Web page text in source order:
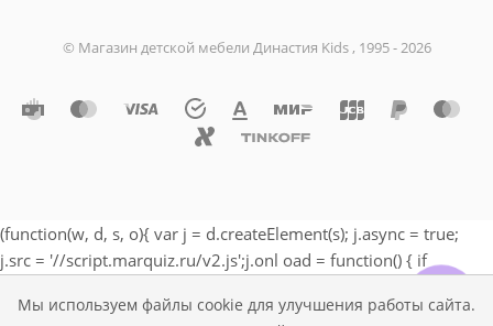
Мы используем файлы cookie для улучшения работы сайта.
© Магазин детской мебели Династия Kids , 1995 - 2026
(function(w, d, s, o){ var j = d.createElement(s); j.async = true;
j.src = '//script.marquiz.ru/v2.js';j.onl oad = function() { if
document.addEventListener("DOMContentLoaded", function() {